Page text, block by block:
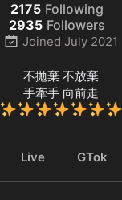
2175 Following
2935 Followers
Joined July 2021
不拋棄 不放棄
✨ ✨ ✨ ✨ ✨ ✨ ✨
Live GTok